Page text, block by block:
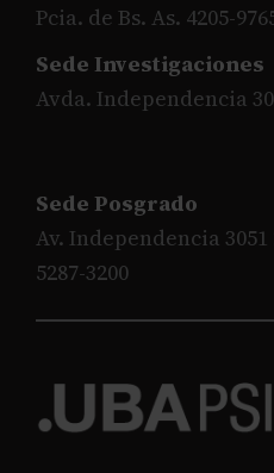
Pcia. de Bs. As. 4205-
Sede Investigaciones
Avda. Independencia
Sede Posgrado
Av. Independencia 3051
5287-3200